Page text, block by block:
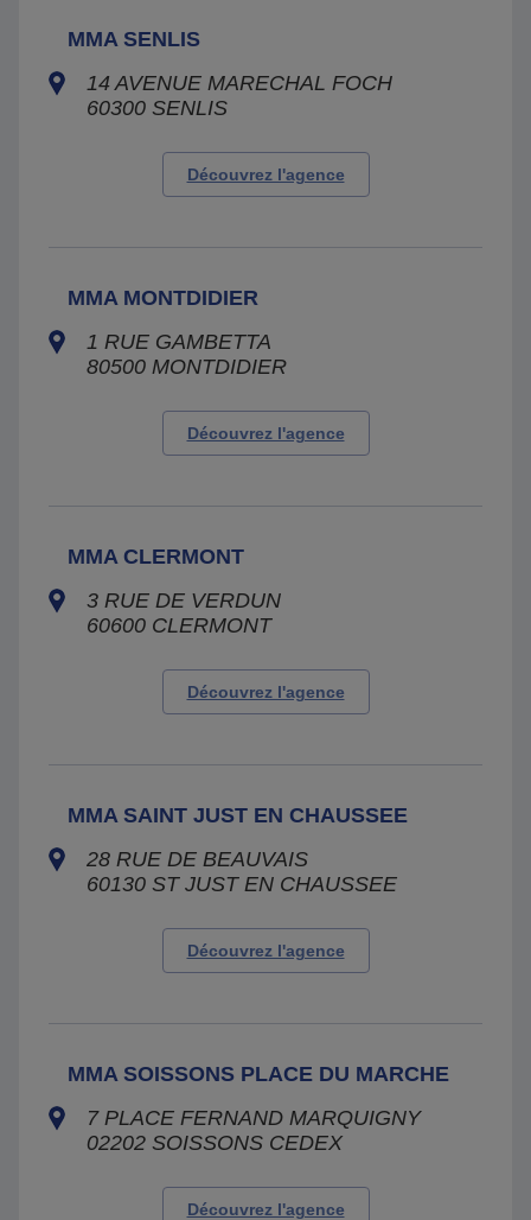
MMA SENLIS
14 AVENUE MARECHAL FOCH
60300 SENLIS
Découvrez l'agence
MMA MONTDIDIER
1 RUE GAMBETTA
80500 MONTDIDIER
Découvrez l'agence
MMA CLERMONT
3 RUE DE VERDUN
60600 CLERMONT
Découvrez l'agence
MMA SAINT JUST EN CHAUSSEE
28 RUE DE BEAUVAIS
60130 ST JUST EN CHAUSSEE
Découvrez l'agence
MMA SOISSONS PLACE DU MARCHE
7 PLACE FERNAND MARQUIGNY
02202 SOISSONS CEDEX
Découvrez l'agence